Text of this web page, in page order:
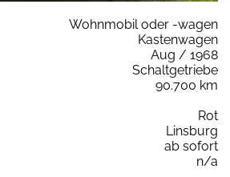
Wohnmobil oder -wagen
Kastenwagen
Aug / 1968
Schaltgetriebe
90.700 km
Rot
Linsburg
ab sofort
n/a